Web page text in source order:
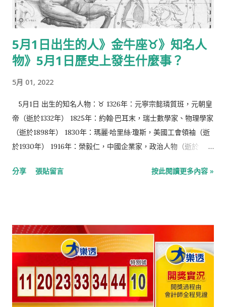
可·楚奧特，美國棒球選手 1992年：張基龍，韓國男演員、模特兒
1996年：路雲，韓國男子偶像團體SF9成員 1999年：希德妮·麥克
勞林，美國跨欄和短跑運動員 水野十子：日本漫畫家、插畫家
（出生年不詳） 8月7日 逝世的知名人物： 1661年：金聖歎，清
瑞典化學家，現代化學命名體系建立者（生於1779年） 1900年：
威廉·李卜克內西，德國工人運動活動家，德國社會民主黨的創始
人和領袖（生於1826年） 1938年：康斯坦丁·斯坦尼斯拉夫斯
基，蘇聯導演、戲劇理論家（生於1863年） 1941年：泰戈爾，印
度詩人（生於1861年） 1994年：劉海粟，國畫藝術大師（生於
1932年） 2013年：粘錫麟，臺灣著名環保社運人士（生於1939
5月1日出生的人》金牛座♉》知名人
物》5月1日歷史上發生什麼事？
5月 01, 2022
5月1日 出生的知名人物：♉ 1326年：元寧宗懿璘質班，元朝皇
帝（逝於1332年） 1825年：約翰·巴耳末，瑞士數學家、物理學家
（逝於1898年） 1830年：瑪麗·哈里絲·瓊斯，美國工會領袖（逝
於1930年） 1916年：榮毅仁，中國企業家，政治人物（逝於
運動員（逝於2010年） 1957年：大谷幸，日本作曲家 1962年：
灣女演員 1975年：馬克-維維安·福，喀麥隆足球運動員 1976年：
范俊業，香港足球運動員 1979年：林立雯，臺灣演員、主持人
1980年：方皓玟，香港歌手 1980年：莊思敏，香港模特兒 1981
年：林英傑，臺灣棒球選手 1981年：亞歷山大·赫萊布，白俄羅斯
足球運動員 1982年：傑米·道南，愛爾蘭演員，模特兒，音樂家
1983年：朴海鎮，韓國男演員 1984年：小山慶一郎，日本組合
分享 張貼留言 按此閱讀更多內容 »